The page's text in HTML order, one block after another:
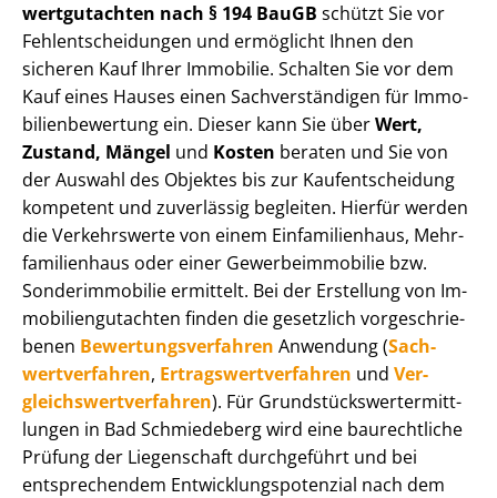
wert­gut­ach­ten nach § 194 BauGB schützt Sie vor
Fehl­ent­schei­dun­gen und ermöglicht Ihnen den
sicheren Kauf Ihrer Immobilie. Schalten Sie vor dem
Kauf eines Hauses einen Sach­ver­stän­di­gen für Im­mo­
bi­li­en­be­wer­tung ein. Dieser kann Sie überWert,
Zustand, Mängel und Kosten beraten und Sie von
der Auswahl des Objektes bis zur Kauf­ent­schei­dung
kompetent und zuverlässig begleiten. Hierfür werden
die Verkehrswerte von einem Einfamilienhaus, Mehr­
fa­mi­li­en­haus oder einer Ge­wer­be­im­mo­bi­lie bzw.
Sonderimmobilie ermittelt. Bei der Erstellung von Im­
mo­bi­li­en­gut­ach­ten finden die gesetzlich vor­ge­schrie­
be­nen Be­wer­tungs­ver­fah­ren Anwendung (Sach­
wert­ver­fah­ren, Er­trags­wert­ver­fah­ren und Ver­
gleichs­wert­ver­fah­ren). Für Grund­stücks­wert­ermitt­
lun­gen in Bad Schmiedeberg wird eine baurechtliche
Prüfung der Liegenschaft durchgeführt und bei
entsprechendem Ent­wick­lungs­po­ten­zi­al nach dem